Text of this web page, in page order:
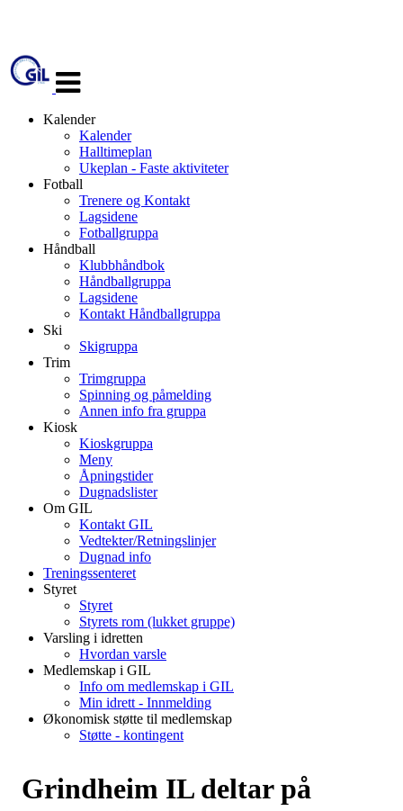
navigasjon
Kalender
Kalender
Halltimeplan
Ukeplan - Faste aktiviteter
Fotball
Trenere og Kontakt
Lagsidene
Fotballgruppa
Håndball
Klubbhåndbok
Håndballgruppa
Lagsidene
Kontakt Håndballgruppa
Ski
Skigruppa
Trim
Trimgruppa
Spinning og påmelding
Annen info fra gruppa
Kiosk
Kioskgruppa
Meny
Åpningstider
Dugnadslister
Om GIL
Kontakt GIL
Vedtekter/Retningslinjer
Dugnad info
Treningssenteret
Styret
Styret
Styrets rom (lukket gruppe)
Varsling i idretten
Hvordan varsle
Medlemskap i GIL
Info om medlemskap i GIL
Min idrett - Innmelding
Økonomisk støtte til medlemskap
Støtte - kontingent
Grindheim IL deltar på